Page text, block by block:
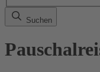
Suchen